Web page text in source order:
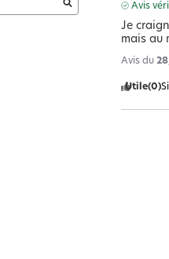
Avis
Je
mais au
Avis du
Utile(0)